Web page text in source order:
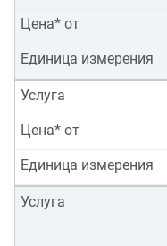
Цена* от
Единица измерения
Услуга
Цена* от
Единица измерения
Услуга